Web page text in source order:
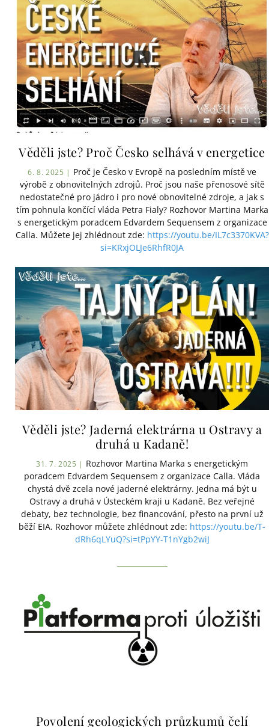
Věděli jste? Proč Česko selhává v energetice
6. 8. 2025 | Proč je Česko v Evropě na posledním místě ve
výrobě z obnovitelných zdrojů. Proč jsou naše přenosové sítě
nedostatečné pro jádro i pro nové obnovitelné zdroje, a jak s
tím pohnula končící vláda Petra Fialy? Rozhovor Martina Marka
s energetickým poradcem Edvardem Sequensem z organizace
Calla. Můžete jej zhlédnout zde: https://youtu.be/IL7c3370KVA?
si=KRxjOLJe6RhfR0JA
Věděli jste? Jaderná elektrárna u Ostravy a
druhá u Kadaně!
31. 7. 2025 | Rozhovor Martina Marka s energetickým
poradcem Edvardem Sequensem z organizace Calla. Vláda
chystá dvě zcela nové jaderné elektrárny. Jedna má být u
Ostravy a druhá v Ústeckém kraji u Kadaně. Bez veřejné
debaty, bez technologie, bez financování, přesto na první už
běží EIA. Rozhovor můžete zhlédnout zde: https://youtu.be/T-
dRh6qLYuQ?si=tPpYY-T1nYgb2wiJ
Povolení geologických průzkumů čelí